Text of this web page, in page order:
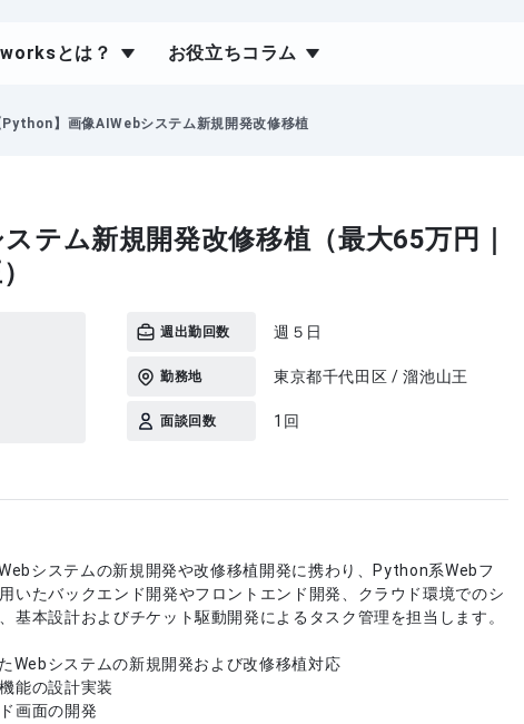
とは？ お役立ちコラム
Python】画像AIWebシステム新規開発改修移植
テム新規開発改修移植（最大65万円｜
週出勤回数 週５日
勤務地 東京都千代田区 / 溜池山王
面談回数 1回
システムの新規開発や改修移植開発に携わり、Python系Webフ
いたバックエンド開発やフロントエンド開発、クラウド環境でのシ
基本設計およびチケット駆動開発によるタスク管理を担当します。
Webシステムの新規開発および改修移植対応
能の設計実装
画面の開発